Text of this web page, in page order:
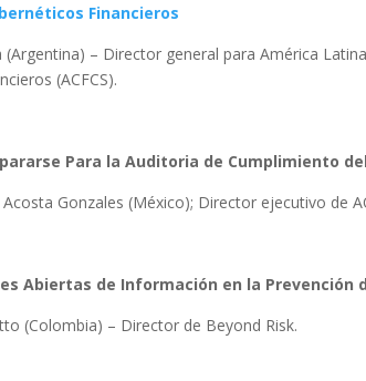
Financieros
(Argentina) – Director general para América
(ACFCS).
Para la Auditoria de Cumplimiento
Gonzales (México); Director ejecutivo de
Abiertas de Información en la Prevención
(Colombia) – Director de Beyond Risk.